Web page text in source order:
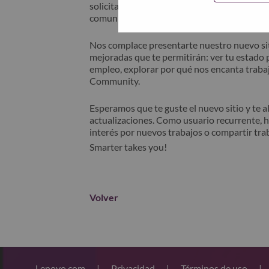
solicitante" en el asunto de su correo
comunicará contigo para obtener asistencia
Nos complace presentarte nuestro nuevo
mejoradas que te permitirán: ver tu estado
empleo, explorar por qué nos encanta
Community.
Esperamos que te guste el nuevo sitio y te
actualizaciones. Como usuario recurrente,
interés por nuevos trabajos o compartir
Smarter takes you!
Volver